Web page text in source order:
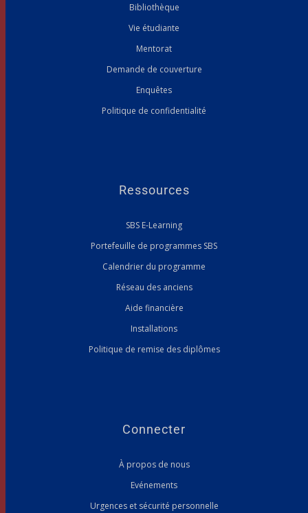
Bibliothèque
Vie étudiante
Mentorat
Demande de couverture
Enquêtes
Politique de confidentialité
Ressources
SBS E-Learning
Portefeuille de programmes SBS
Calendrier du programme
Réseau des anciens
Aide financière
Installations
Politique de remise des diplômes
Connecter
À propos de nous
Evénements
Urgences et sécurité personnelle